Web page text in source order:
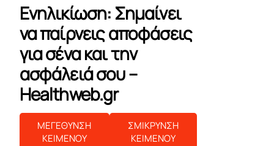
Ενηλικίωση: Σημαίνει
να παίρνεις αποφάσεις
για σένα και την
ασφάλειά σου –
Healthweb.gr
ΜΕΓΕΘΥΝΣΗ
ΚΕΙΜΕΝΟΥ
ΣΜΙΚΡΥΝΣΗ
ΚΕΙΜΕΝΟΥ